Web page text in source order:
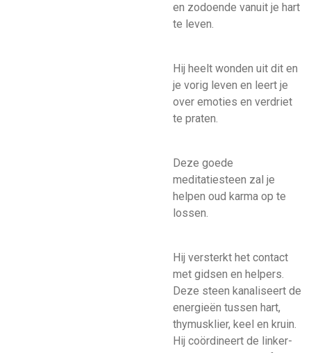
en zodoende vanuit je hart
te leven.
Hij heelt wonden uit dit en
je vorig leven en leert je
over emoties en verdriet
te praten.
Deze goede
meditatiesteen zal je
helpen oud karma op te
lossen.
Hij versterkt het contact
met gidsen en helpers.
Deze steen kanaliseert de
energieën tussen hart,
thymusklier, keel en kruin.
Hij coördineert de linker-